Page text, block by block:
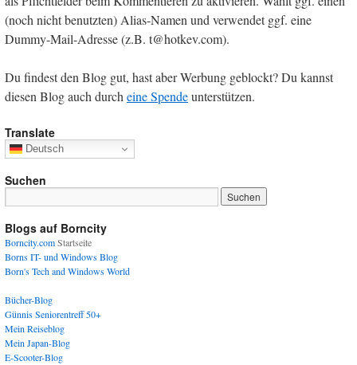
(noch nicht benutzten) Alias-Namen und verwendet ggf. eine
Dummy-Mail-Adresse (z.B. t@hotkev.com).
Du findest den Blog gut, hast aber Werbung geblockt? Du kannst
diesen Blog auch durcheine Spendeunterstützen.
Translate
Deutsch
Suchen
Blogs auf Borncity
Borncity.comStartseite
Borns IT- und Windows Blog
Born's Tech and Windows World
Bücher-Blog
Günnis Seniorentreff 50+
Mein Reiseblog
Mein Japan-Blog
E-Scooter-Blog